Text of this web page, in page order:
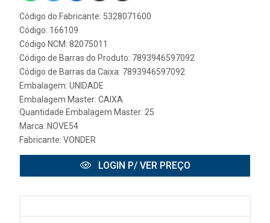
Código do Fabricante: 5328071600
Código: 166109
Código NCM: 82075011
Código de Barras do Produto: 7893946597092
Código de Barras da Caixa: 7893946597092
Embalagem: UNIDADE
Embalagem Master: CAIXA
Quantidade Embalagem Master: 25
Marca: NOVE54
Fabricante: VONDER
LOGIN P/ VER PREÇO